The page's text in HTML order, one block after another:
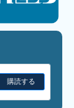
購読する